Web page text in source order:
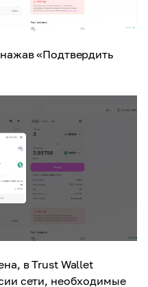
«Подтвердить
в Trust Wallet
сети, необходимые